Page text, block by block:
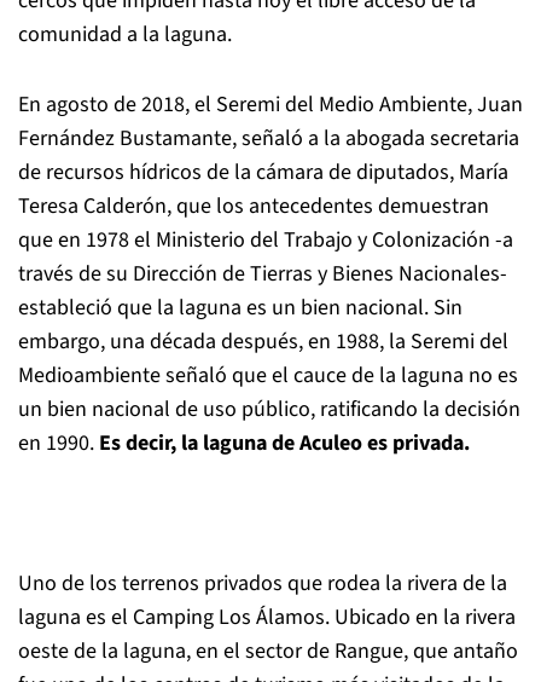
comunidad a la laguna.
En agosto de 2018, el Seremi del Medio Ambiente, Juan
Fernández Bustamante, señaló a la abogada secretaria
de recursos hídricos de la cámara de diputados, María
Teresa Calderón, que los antecedentes demuestran
que en 1978 el Ministerio del Trabajo y Colonización -a
través de su Dirección de Tierras y Bienes Nacionales-
estableció que la laguna es un bien nacional. Sin
embargo, una década después, en 1988, la Seremi del
Medioambiente señaló que el cauce de la laguna no es
un bien nacional de uso público, ratificando la decisión
en 1990. Es decir, la laguna de Aculeo es privada.
Uno de los terrenos privados que rodea la rivera de la
laguna es el Camping Los Álamos. Ubicado en la rivera
oeste de la laguna, en el sector de Rangue, que antaño